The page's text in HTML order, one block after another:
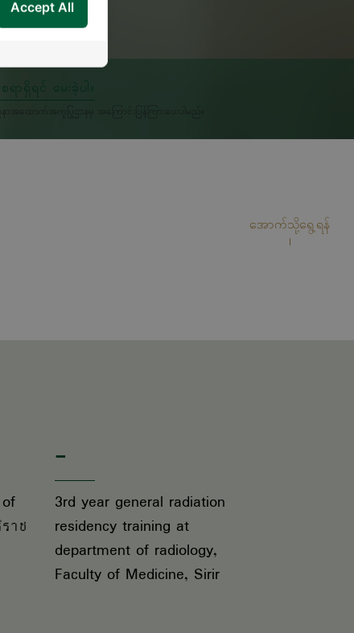
စရာရှိရင် မေးခဲ့ပါ။
ာအထောက်အကူပြုဌာနမှ အကြောင်းပြန်ကြားပေးပါမည်။
าช
-
3rd year general radiation
residency training at
department of radiology,
Faculty of Medicine, Sirir
အောက်သို့ရွေ့ရန်
Accept All